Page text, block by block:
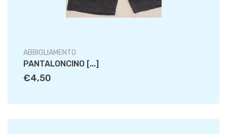
ABBIGLIAMENTO
PANTALONCINO [...]
€4,50